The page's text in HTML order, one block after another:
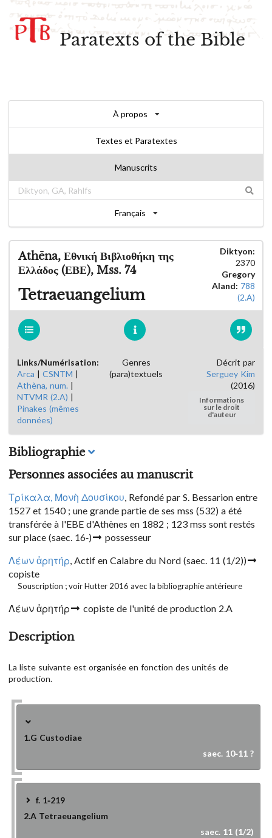
Paratexts of the Bible
À propos
Textes et Paratextes
Manuscrits
Français
Athēna, Εθνική Βιβλιοθήκη της
Ελλάδος (ΕΒΕ), Mss. 74
Tetraeuangelium
Diktyon:
2370
Gregory
Aland: 788
(2.A)
Links/Numérisation:
Arca | CSNTM |
Athèna, num. |
NTVMR (2.A) |
Pinakes (mêmes
données)
Genres
(para)textuels
Décrit par
Serguey Kim
(2016)
Informations
sur le droit
d'auteur
Bibliographie
Personnes associées au manuscrit
Τρίκαλα, Μονὴ Δουσίκου, Refondé par S. Bessarion entre
1527 et 1540 ; une grande partie de ses mss (532) a été
transférée à l'EBE d'Athènes en 1882 ; 123 mss sont restés
sur place(saec. 16-)
possesseur
Λέων ἀρητήρ, Actif en Calabre du Nord(saec. 11 (1/2))
copiste
Souscription ; voir Hutter 2016 avec la bibliographie antérieure
Λέων ἀρητήρ copiste de l'unité de production 2.A
Description
La liste suivante est organisée en fonction des unités de
production.
1.G Custodiae
saec. 10-11 ?
f. 1-219
2.A Tetraeuangelium
saec. 11 (1/2)